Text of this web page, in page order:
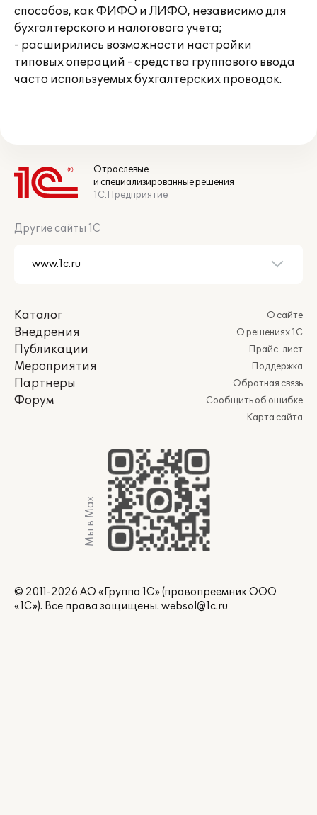
способов, как ФИФО и ЛИФО, независимо для
бухгалтерского и налогового учета;
- расширились возможности настройки
типовых операций - средства группового ввода
часто используемых бухгалтерских проводок.
Отраслевые
и специализированные решения
1С:Предприятие
Другие сайты 1С
Каталог
Внедрения
Публикации
Мероприятия
Партнеры
Форум
О сайте
О решениях 1С
Прайс-лист
Поддержка
Обратная связь
Сообщить об ошибке
Карта сайта
Мы в Max
© 2011-2026 АО «Группа 1С» (правопреемник ООО
«1С»). Все права защищены. websol@1c.ru